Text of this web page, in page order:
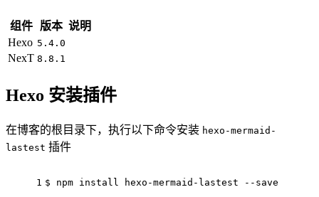
组件 版本 说明
Hexo 5.4.0
NexT 8.8.1
Hexo 安装插件
在博客的根目录下，执行以下命令安装 hexo-mermaid-
lastest 插件
1 $ npm install hexo-mermaid-lastest --save